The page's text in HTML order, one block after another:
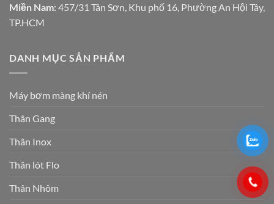
Miền Nam: 457/31 Tân Sơn, Khu phố 16, Phường An Hội Tây,
TP.HCM
DANH MỤC SẢN PHẨM
Máy bơm màng khí nén
Thân Gang
Thân Inox
Thân lót Flo
Thân Nhôm